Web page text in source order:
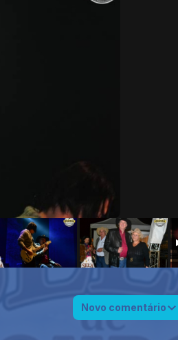
Novo comentário